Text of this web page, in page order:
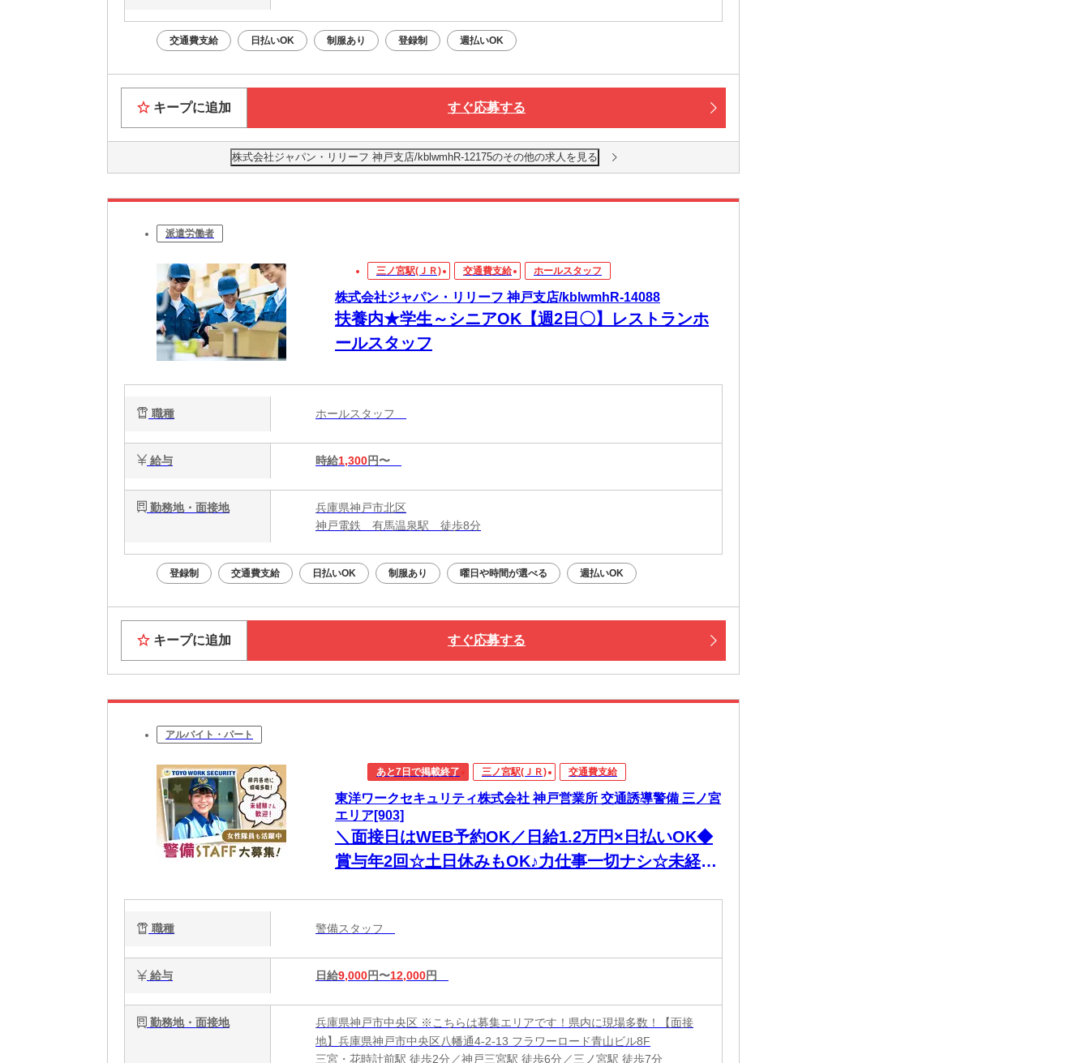
交通費支給 日払いOK 制服あり 登録制 週払いOK
キープに追加 すぐ応募する
株式会社ジャパン・リリーフ 神戸支店/kblwmhR-12175のその他の求人を見る
派遣労働者
三ノ宮駅(ＪＲ) 交通費支給 ホールスタッフ
株式会社ジャパン・リリーフ 神戸支店/kblwmhR-14088
扶養内★学生～シニアOK【週2日〇】レストランホ
ールスタッフ
職種 ホールスタッフ
給与 時給1,300円〜
勤務地・面接地
兵庫県神戸市北区
神戸電鉄 有馬温泉駅 徒歩8分
登録制 交通費支給 日払いOK 制服あり 曜日や時間が選べる 週払いOK
キープに追加 すぐ応募する
アルバイト・パート
あと7日で掲載終了 三ノ宮駅(ＪＲ) 交通費支給
東洋ワークセキュリティ株式会社 神戸営業所 交通誘導警備 三ノ宮
エリア[903]
＼面接日はWEB予約OK／日給1.2万円×日払いOK◆
賞与年2回☆土日休みもOK♪力仕事一切ナシ☆未経験
職種 警備スタッフ
給与 日給9,000円〜12,000円
勤務地・面接地
兵庫県神戸市中央区 ※こちらは募集エリアです！県内に現場多数！【面接
地】兵庫県神戸市中央区八幡通4-2-13 フラワーロード青山ビル8F
三宮・花時計前駅 徒歩2分／神戸三宮駅 徒歩6分／三ノ宮駅 徒歩7分